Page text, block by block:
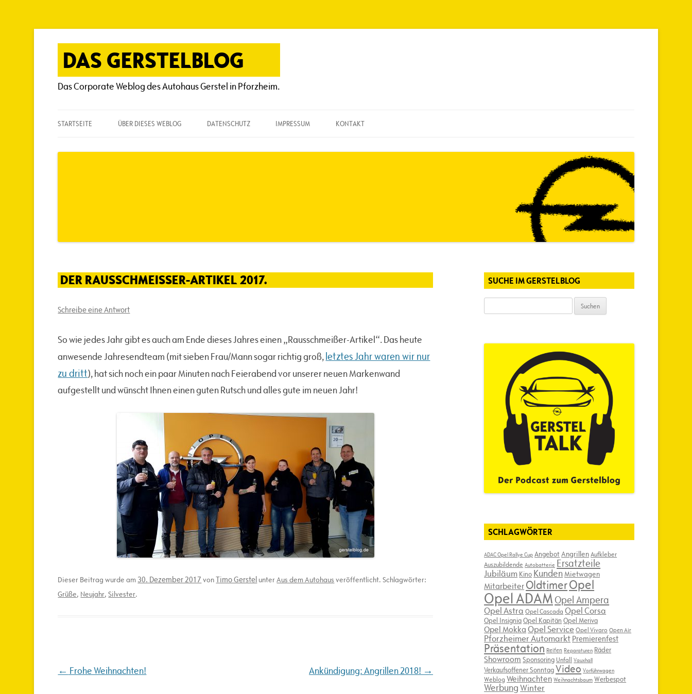
Zum
Inhalt
DAS GERSTELBLOG
Das Corporate Weblog des Autohaus Gerstel in Pforzheim.
STARTSEITE ÜBER DIESES WEBLOG DATENSCHUTZ IMPRESSUM KONTAKT
DER RAUSSCHMEISSER-ARTIKEL 2017.
Schreibe eine Antwort
So wie jedes Jahr gibt es auch am Ende dieses Jahres einen „Rausschmeißer-Artikel“. Das heute
anwesende Jahresendteam (mit sieben Frau/Mann sogar richtig groß,letztes Jahr waren wir nur
zu dritt), hat sich noch ein paar Minuten nach Feierabend vor unserer neuen Markenwand
aufgestellt und wünscht Ihnen einen guten Rutsch und alles gute im neuen Jahr!
Dieser Beitrag wurde am 30. Dezember 2017 vonTimo Gerstel unterAus dem Autohaus veröffentlicht. Schlagwörter:
Grüße, Neujahr,Silvester.
Beitragsnavigation
← Frohe Weihnachten! Ankündigung: Angrillen 2018! →
SUCHE IM GERSTELBLOG
nach:
SCHLAGWÖRTER
ADAC Opel Rallye Cup AngebotAngrillenAufkleber
Auszubildende Autobatterie Ersatzteile
Jubiläum Kino Kunden Mietwagen
Mitarbeiter OldtimerOpel
Opel ADAM Opel Ampera
Opel Astra Opel Cascada Opel Corsa
Opel InsigniaOpel Kapitän Opel Meriva
Opel Mokka Opel ServiceOpel Vivaro Open Air
Pforzheimer Automarkt Premierenfest
Präsentation Reifen Reparaturen Räder
Showroom Sponsoring Unfall Vauxhall
Verkaufsoffener SonntagVideo Vorführwagen
Weblog Weihnachten Weihnachtsbaum Werbespot
WerbungWinter